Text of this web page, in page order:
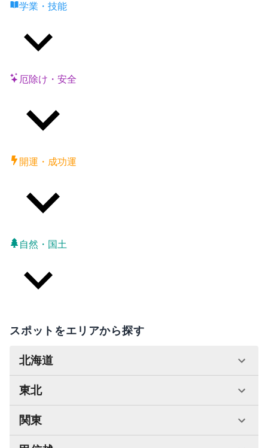
学業・技能
厄除け・安全
開運・成功運
自然・国土
スポットをエリアから探す
北海道
東北
関東